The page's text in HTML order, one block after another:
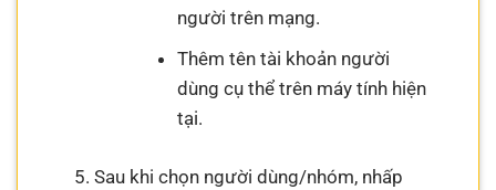
người trên mạng.
Thêm tên tài khoản người
dùng cụ thể trên máy tính hiện
tại.
Sau khi chọn người dùng/nhóm, nhấp